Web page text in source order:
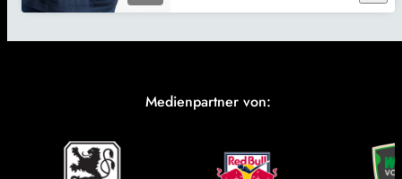
Medienpartner von: